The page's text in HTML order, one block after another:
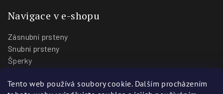
Tento web používá soubory cookie. Dalším procházením
Navigace v e-shopu
Zásnubní prsteny
Snubní prsteny
Šperky
Blog